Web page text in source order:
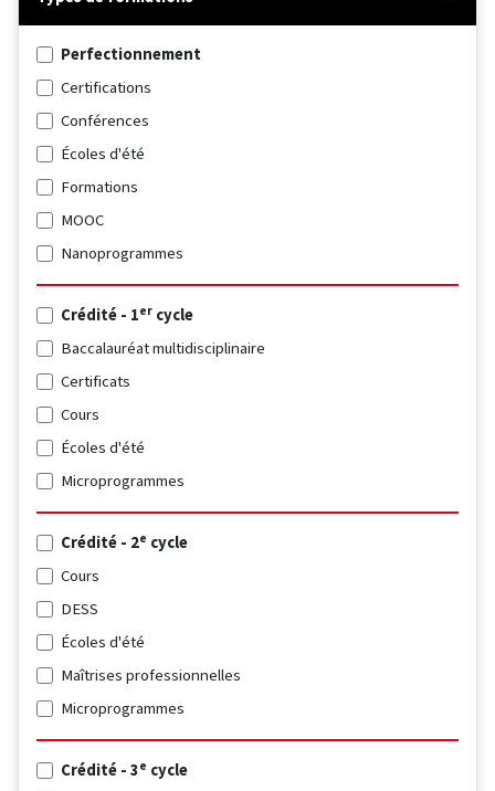
Perfectionnement
Certifications
Conférences
Écoles d'été
Formations
MOOC
Nanoprogrammes
Crédité - 1er cycle
Baccalauréat multidisciplinaire
Certificats
Cours
Écoles d'été
Microprogrammes
Crédité - 2e cycle
Cours
DESS
Écoles d'été
Maîtrises professionnelles
Microprogrammes
Crédité - 3e cycle